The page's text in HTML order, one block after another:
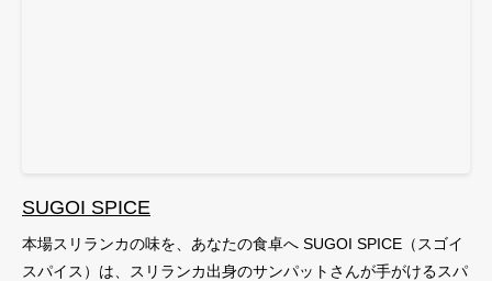
SUGOI SPICE
本場スリランカの味を、あなたの食卓へ SUGOI SPICE（スゴイ
スパイス）は、スリランカ出身のサンパットさんが手がけるスパ